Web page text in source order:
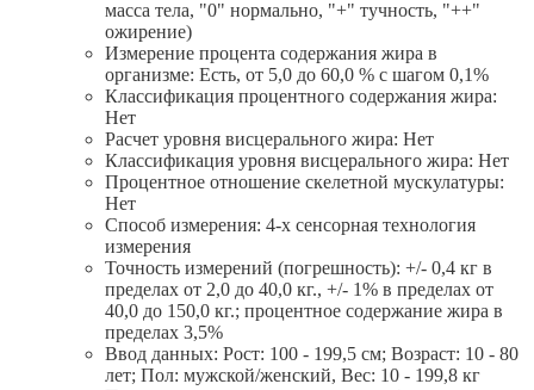
масса тела, "0" нормально, "+" тучность, "++"
ожирение)
Измерение процента содержания жира в
организме: Есть, от 5,0 до 60,0 % с шагом 0,1%
Классификация процентного содержания жира:
Нет
Расчет уровня висцерального жира: Нет
Классификация уровня висцерального жира: Нет
Процентное отношение скелетной мускулатуры:
Нет
Способ измерения: 4-х сенсорная технология
измерения
Точность измерений (погрешность): +/- 0,4 кг в
пределах от 2,0 до 40,0 кг., +/- 1% в пределах от
40,0 до 150,0 кг.; процентное содержание жира в
пределах 3,5%
Ввод данных: Рост: 100 - 199,5 см; Возраст: 10 - 80
лет; Пол: мужской/женский, Вес: 10 - 199,8 кг